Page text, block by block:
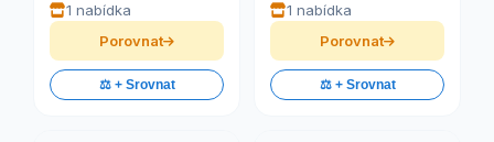
1 nabídka
Porovnat
⚖️ + Srovnat
1 nabídka
Porovnat
⚖️ + Srovnat